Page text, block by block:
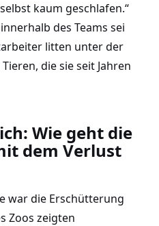
kaum geschlafen.“
des Teams sei
litten unter der
die sie seit Jahren
Wie geht die
dem Verlust
war die Erschütterung
Zoos zeigten